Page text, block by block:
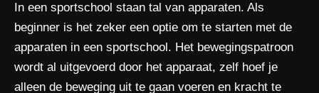
In een sportschool staan tal van apparaten. Als
beginner is het zeker een optie om te starten met de
apparaten in een sportschool. Het bewegingspatroon
wordt al uitgevoerd door het apparaat, zelf hoef je
alleen de beweging uit te gaan voeren en kracht te